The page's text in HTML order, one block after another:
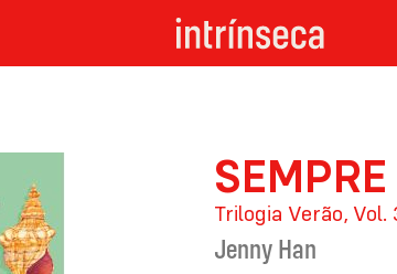
Trilogia Verão, Vol.
Jenny Han